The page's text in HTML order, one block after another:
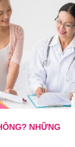
NHỮNG